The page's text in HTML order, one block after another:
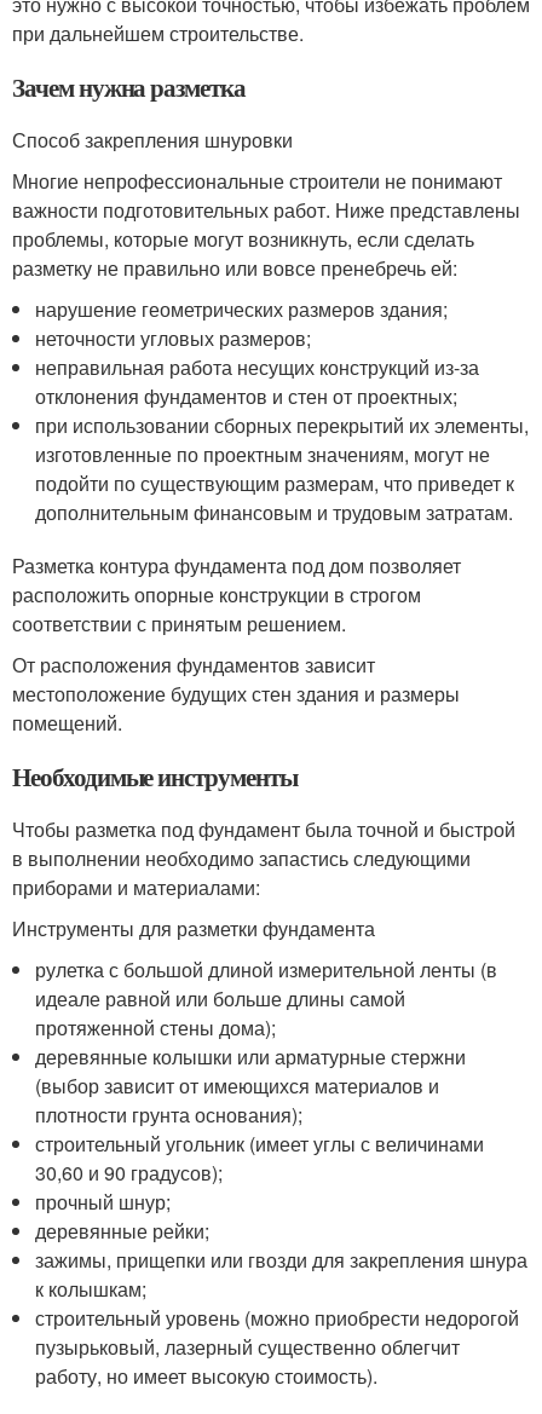
при дальнейшем строительстве.
Зачем нужна разметка
Способ закрепления шнуровки
Многие непрофессиональные строители не понимают
важности подготовительных работ. Ниже представлены
проблемы, которые могут возникнуть, если сделать
разметку не правильно или вовсе пренебречь ей:
нарушение геометрических размеров здания;
неточности угловых размеров;
неправильная работа несущих конструкций из-за
отклонения фундаментов и стен от проектных;
при использовании сборных перекрытий их элементы,
изготовленные по проектным значениям, могут не
подойти по существующим размерам, что приведет к
дополнительным финансовым и трудовым затратам.
Разметка контура фундамента под дом позволяет
расположить опорные конструкции в строгом
соответствии с принятым решением.
От расположения фундаментов зависит
местоположение будущих стен здания и размеры
помещений.
Необходимые инструменты
Чтобы разметка под фундамент была точной и быстрой
в выполнении необходимо запастись следующими
приборами и материалами:
Инструменты для разметки фундамента
рулетка с большой длиной измерительной ленты (в
идеале равной или больше длины самой
протяженной стены дома);
деревянные колышки или арматурные стержни
(выбор зависит от имеющихся материалов и
плотности грунта основания);
строительный угольник (имеет углы с величинами
30,60 и 90 градусов);
прочный шнур;
деревянные рейки;
зажимы, прищепки или гвозди для закрепления шнура
к колышкам;
строительный уровень (можно приобрести недорогой
пузырьковый, лазерный существенно облегчит
работу, но имеет высокую стоимость).